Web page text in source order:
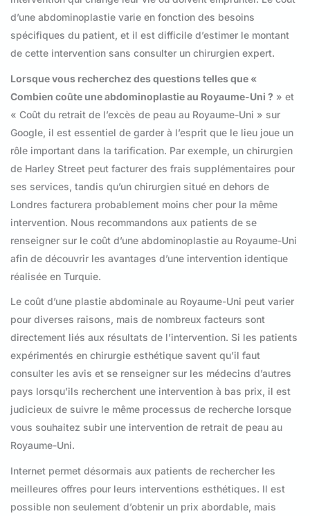
d’une abdominoplastie varie en fonction des besoins
spécifiques du patient, et il est difficile d’estimer le montant
de cette intervention sans consulter un chirurgien expert.
Lorsque vous recherchez des questions telles que «
Combien coûte une abdominoplastie au Royaume-Uni ? » et
« Coût du retrait de l’excès de peau au Royaume-Uni » sur
Google, il est essentiel de garder à l’esprit que le lieu joue un
rôle important dans la tarification. Par exemple, un chirurgien
de Harley Street peut facturer des frais supplémentaires pour
ses services, tandis qu’un chirurgien situé en dehors de
Londres facturera probablement moins cher pour la même
intervention. Nous recommandons aux patients de se
renseigner sur le coût d’une abdominoplastie au Royaume-Uni
afin de découvrir les avantages d’une intervention identique
réalisée en Turquie.
Le coût d’une plastie abdominale au Royaume-Uni peut varier
pour diverses raisons, mais de nombreux facteurs sont
directement liés aux résultats de l’intervention. Si les patients
expérimentés en chirurgie esthétique savent qu’il faut
consulter les avis et se renseigner sur les médecins d’autres
pays lorsqu’ils recherchent une intervention à bas prix, il est
judicieux de suivre le même processus de recherche lorsque
vous souhaitez subir une intervention de retrait de peau au
Royaume-Uni.
Internet permet désormais aux patients de rechercher les
meilleures offres pour leurs interventions esthétiques. Il est
possible non seulement d’obtenir un prix abordable, mais